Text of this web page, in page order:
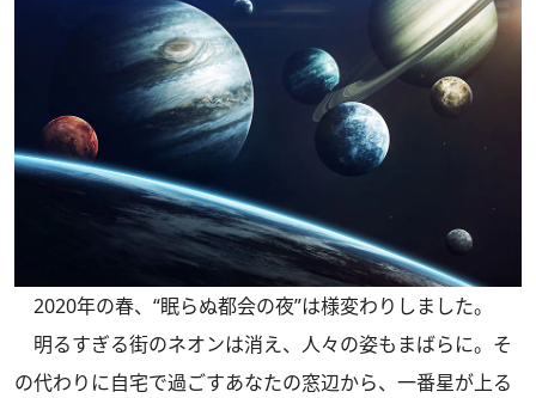
2020年の春、“眠らぬ都会の夜”は様変わりしました。
明るすぎる街のネオンは消え、人々の姿もまばらに。そ
の代わりに自宅で過ごすあなたの窓辺から、一番星が上る